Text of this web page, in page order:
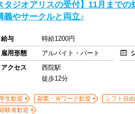
タジオアリスの受付】11月まで
義やサークルと両立♪
給与
時給1200円
雇用形態
アルバイト・パート
アクセス
西院駅
徒歩12分
生歓迎 副業・Ｗワーク歓迎 シフト自
験者歓迎